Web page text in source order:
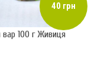
40 грн
вар 100 г Живиця